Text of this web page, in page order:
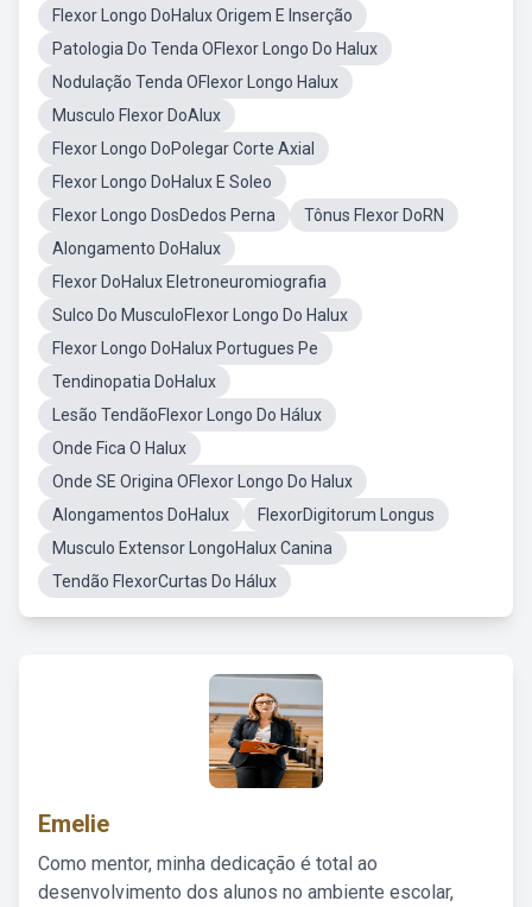
Flexor Longo DoHalux Origem E Inserção
Patologia Do Tenda OFlexor Longo Do Halux
Nodulação Tenda OFlexor Longo Halux
Musculo Flexor DoAlux
Flexor Longo DoPolegar Corte Axial
Flexor Longo DoHalux E Soleo
Flexor Longo DosDedos Perna
Tônus Flexor DoRN
Alongamento DoHalux
Flexor DoHalux Eletroneuromiografia
Sulco Do MusculoFlexor Longo Do Halux
Flexor Longo DoHalux Portugues Pe
Tendinopatia DoHalux
Lesão TendãoFlexor Longo Do Hálux
Onde Fica O Halux
Onde SE Origina OFlexor Longo Do Halux
Alongamentos DoHalux
FlexorDigitorum Longus
Musculo Extensor LongoHalux Canina
Tendão FlexorCurtas Do Hálux
Emelie
Como mentor, minha dedicação é total ao
desenvolvimento dos alunos no ambiente escolar,